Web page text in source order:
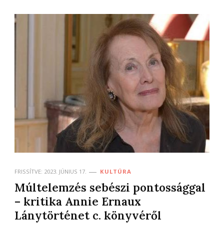
FRISSÍTVE: 2023. JÚNIUS 17. KULTÚRA
Múltelemzés sebészi pontossággal
– kritika Annie Ernaux
Lánytörténet c. könyvéről